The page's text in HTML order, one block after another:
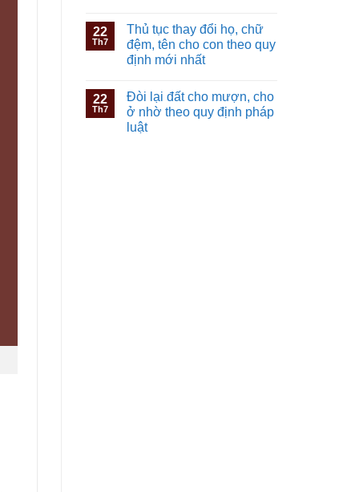
22
Th7
Thủ tục thay đổi họ, chữ
đệm, tên cho con theo quy
định mới nhất
22
Th7
Đòi lại đất cho mượn, cho
ở nhờ theo quy định pháp
luật